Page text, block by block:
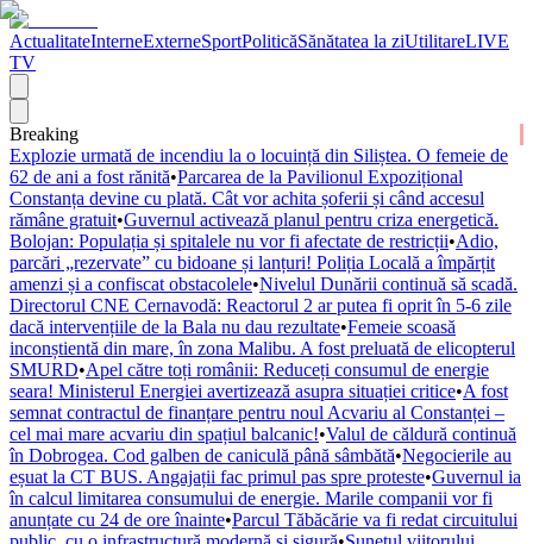
ActualitateInterneExterneSportPoliticăSănătatea la ziUtilitareLIVE
TV
Breaking
Explozie urmată de incendiu la o locuință din Siliștea. O femeie de
62 de ani a fost rănită•Parcarea de la Pavilionul Expozițional
Constanța devine cu plată. Cât vor achita șoferii și când accesul
rămâne gratuit•Guvernul activează planul pentru criza energetică.
Bolojan: Populația și spitalele nu vor fi afectate de restricții•Adio,
parcări „rezervate” cu bidoane și lanțuri! Poliția Locală a împărțit
amenzi și a confiscat obstacolele•Nivelul Dunării continuă să scadă.
Directorul CNE Cernavodă: Reactorul 2 ar putea fi oprit în 5-6 zile
dacă intervențiile de la Bala nu dau rezultate•Femeie scoasă
inconștientă din mare, în zona Malibu. A fost preluată de elicopterul
SMURD•Apel către toți românii: Reduceți consumul de energie
seara! Ministerul Energiei avertizează asupra situației critice•A fost
semnat contractul de finanțare pentru noul Acvariu al Constanței –
cel mai mare acvariu din spațiul balcanic!•Valul de căldură continuă
în Dobrogea. Cod galben de caniculă până sâmbătă•Negocierile au
eșuat la CT BUS. Angajații fac primul pas spre proteste•Guvernul ia
în calcul limitarea consumului de energie. Marile companii vor fi
anunțate cu 24 de ore înainte•Parcul Tăbăcărie va fi redat circuitului